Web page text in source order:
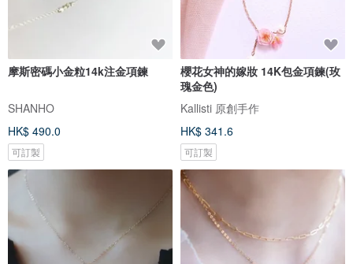
摩斯密碼小金粒14k注金項鍊
SHANHO
HK$ 490.0
可訂製
櫻花女神的嫁妝 14K包金項鍊(玫
瑰金色)
Kallisti 原創手作
HK$ 341.6
可訂製